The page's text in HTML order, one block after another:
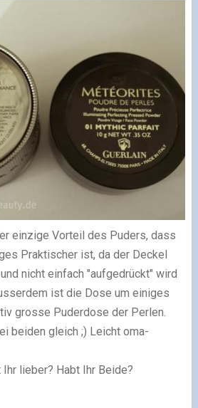
einzige Vorteil des Puders, dass
Praktischer ist, da der Deckel
nicht einfach "aufgedrückt" wird
ist die Dose um einiges
grosse Puderdose der Perlen.
beiden gleich ;) Leicht oma-
lieber? Habt Ihr Beide?